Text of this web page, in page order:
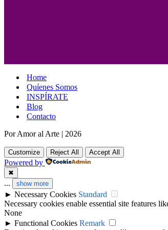
Home
Quíenes Somos
INSPÍRATE
Blog
Contacto
Por Amor al Arte | 2026
Customize Reject All Accept All
Powered by
✖
... show more
► Necessary Cookies Standard
Necessary cookies enable essential site features
None
► Functional Cookies Remark